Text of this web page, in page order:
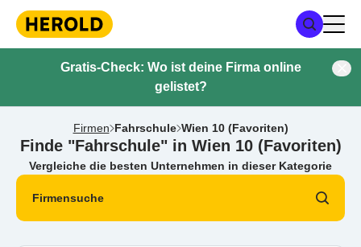
Gratis-Check: Wo ist deine Firma online
gelistet?
Firmen Fahrschule Wien 10 (Favoriten)
Finde "Fahrschule" in Wien 10 (Favoriten)
Vergleiche die besten Unternehmen in dieser Kategorie
Firmensuche